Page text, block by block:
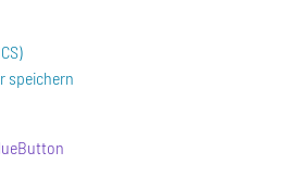
speichern